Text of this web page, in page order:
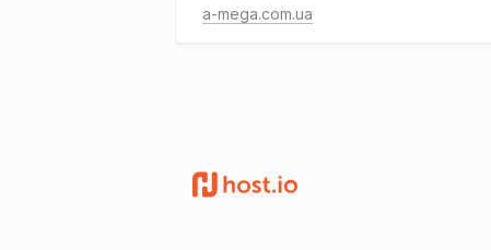
a-mega.com.ua